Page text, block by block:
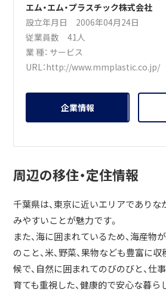
エム・エム・プラスチック株式会社
設立年月日 2006年04月24日
従業員数 41人
業 種： サービス
URL：http://www.mmplastic.co.jp/
企業情報
周辺の移住・定住情報
千葉県は、東京に近いエリアでありな
みやすいことが魅力です。
また、海に囲まれているため、海産物
のこと、米、野菜、果物なども豊富に
候で、自然に囲まれてのびのびと、仕
育ても重視した、健康的で安心な暮ら